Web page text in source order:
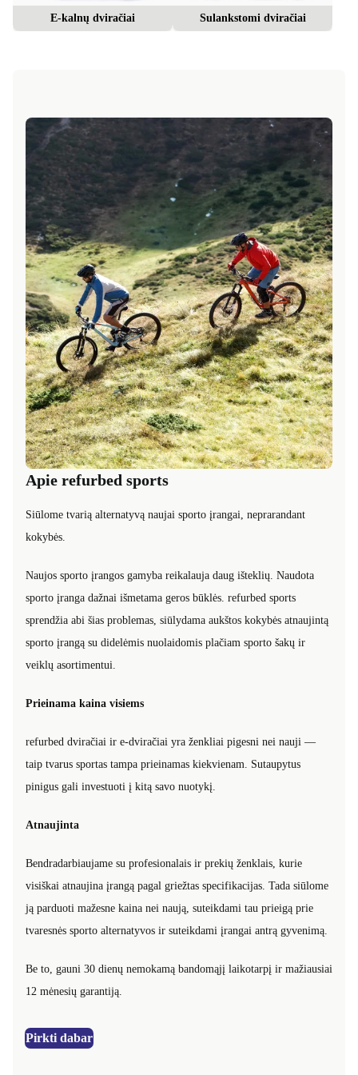
E-kalnų dviračiai Sulankstomi dviračiai
Apie refurbed sports
Siūlome tvarią alternatyvą naujai sporto įrangai, neprarandant
kokybės.
Naujos sporto įrangos gamyba reikalauja daug išteklių. Naudota
sporto įranga dažnai išmetama geros būklės. refurbed sports
sprendžia abi šias problemas, siūlydama aukštos kokybės atnaujintą
sporto įrangą su didelėmis nuolaidomis plačiam sporto šakų ir
veiklų asortimentui.
Prieinama kaina visiems
refurbed dviračiai ir e-dviračiai yra ženkliai pigesni nei nauji —
taip tvarus sportas tampa prieinamas kiekvienam. Sutaupytus
pinigus gali investuoti į kitą savo nuotykį.
Atnaujinta
Bendradarbiaujame su profesionalais ir prekių ženklais, kurie
visiškai atnaujina įrangą pagal griežtas specifikacijas. Tada siūlome
ją parduoti mažesne kaina nei naują, suteikdami tau prieigą prie
tvaresnės sporto alternatyvos ir suteikdami įrangai antrą gyvenimą.
Be to, gauni 30 dienų nemokamą bandomąjį laikotarpį ir mažiausiai
12 mėnesių garantiją.
Pirkti dabar